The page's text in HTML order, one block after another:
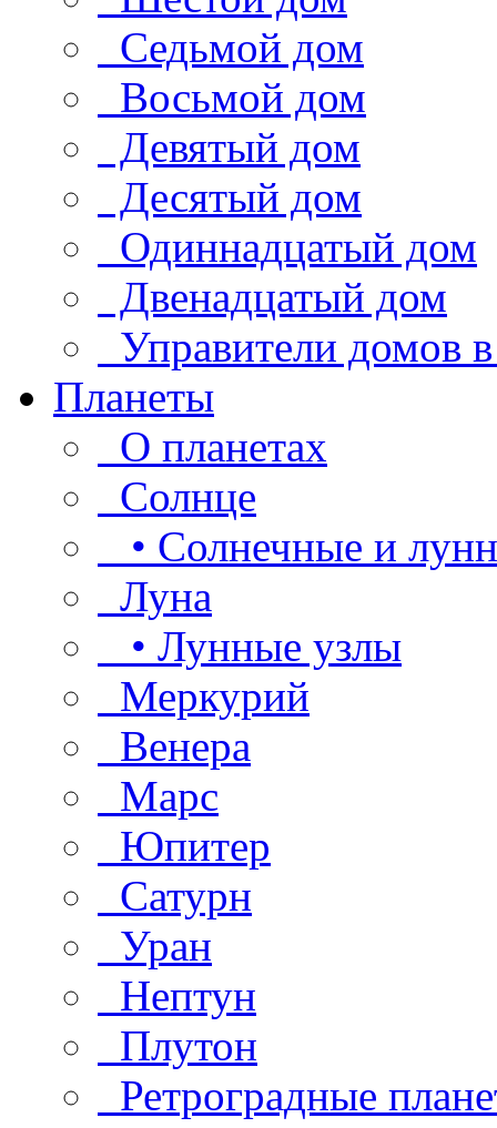
Седьмой дом
Восьмой дом
Девятый дом
Десятый дом
Одиннадцатый дом
Двенадцатый дом
Управители домов
Планеты
О планетах
Солнце
• Солнечные и
Луна
• Лунные узлы
Меркурий
Венера
Марс
Юпитер
Сатурн
Уран
Нептун
Плутон
Ретроградные